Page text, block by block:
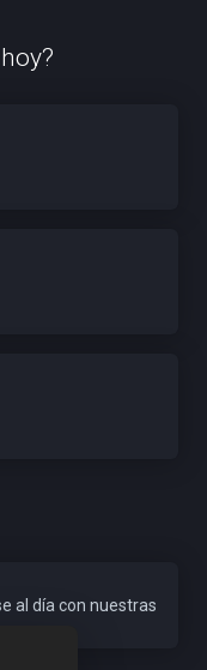
al día con nuestras